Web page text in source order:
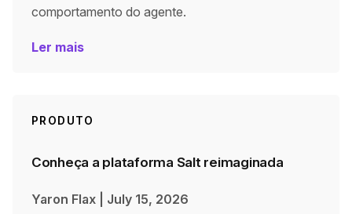
comportamento do agente.
Ler mais
PRODUTO
Conheça a plataforma Salt reimaginada
Yaron Flax July 15, 2026